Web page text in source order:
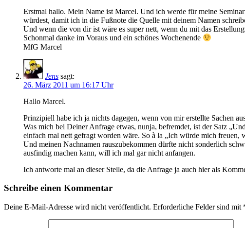
Erstmal hallo. Mein Name ist Marcel. Und ich werde für meine
würdest, damit ich in die Fußnote die Quelle mit deinem Namen
Und wenn die von dir ist wäre es super nett, wenn du mit das
Schonmal danke im Voraus und ein schönes Wochenende
MfG Marcel
Jens sagt:
26. März 2011 um 16:17 Uhr
Hallo Marcel.
Prinzipiell habe ich ja nichts dagegen, wenn von mir erstellte Sachen
Was mich bei Deiner Anfrage etwas, nunja, befremdet, ist der Satz
einfach mal nett gefragt worden wäre. So à la „Ich würde mich
Und meinen Nachnamen rauszubekommen dürfte nicht sonderlich
ausfindig machen kann, will ich mal gar nicht anfangen.
Ich antworte mal an dieser Stelle, da die Anfrage ja auch hier als
Schreibe einen Kommentar
Deine E-Mail-Adresse wird nicht veröffentlicht. Erforderliche Felder sind mit